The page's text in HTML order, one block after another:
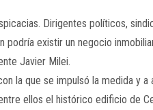
Dirigentes políticos,
existir un negocio
Javier Milei.
la que se impulsó la medida y
ellos el histórico edificio de